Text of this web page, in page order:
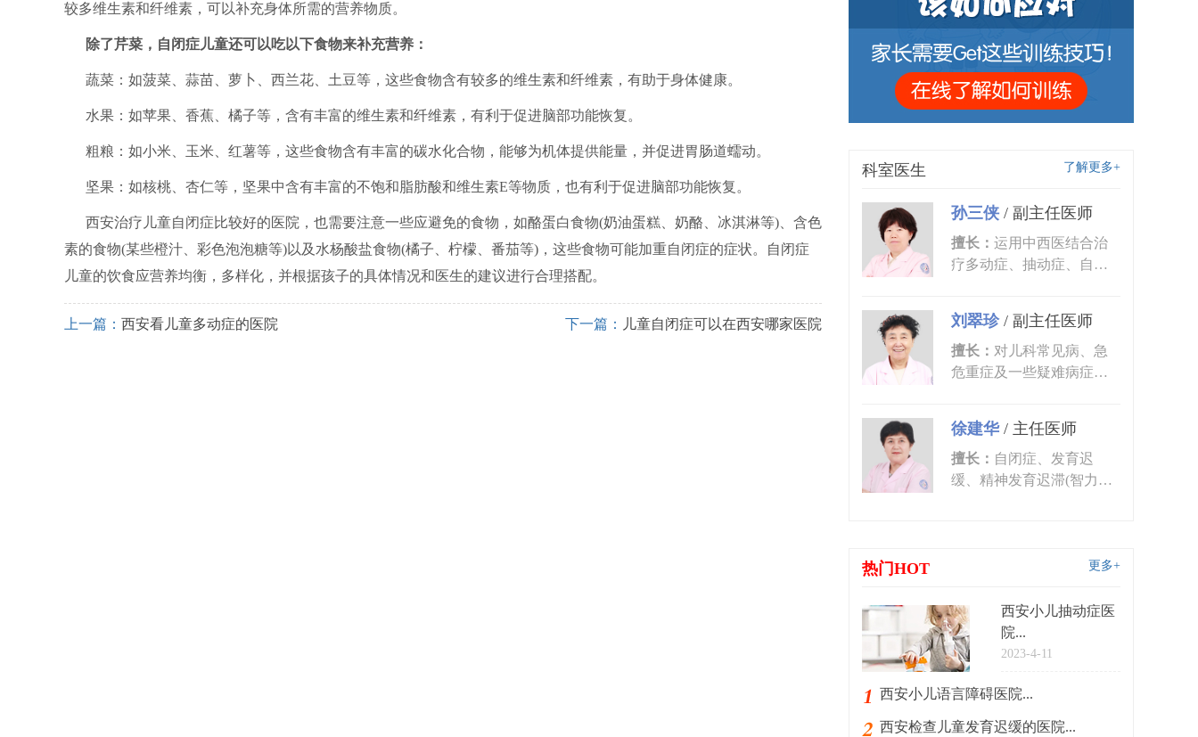
较多维生素和纤维素，可以补充身体所需的营养物质。
除了芹菜，自闭症儿童还可以吃以下食物来补充营养：
蔬菜：如菠菜、蒜苗、萝卜、西兰花、土豆等，这些食物含有较多的维生素和纤维素，有助于身体健康。
水果：如苹果、香蕉、橘子等，含有丰富的维生素和纤维素，有利于促进脑部功能恢复。
粗粮：如小米、玉米、红薯等，这些食物含有丰富的碳水化合物，能够为机体提供能量，并促进胃肠道蠕动。
坚果：如核桃、杏仁等，坚果中含有丰富的不饱和脂肪酸和维生素E等物质，也有利于促进脑部功能恢复。
西安治疗儿童自闭症比较好的医院，也需要注意一些应避免的食物，如酪蛋白食物(奶油蛋糕、奶酪、冰淇淋等)、含色
素的食物(某些橙汁、彩色泡泡糖等)以及水杨酸盐食物(橘子、柠檬、番茄等)，这些食物可能加重自闭症的症状。自闭症
儿童的饮食应营养均衡，多样化，并根据孩子的具体情况和医生的建议进行合理搭配。
上一篇： 西安看儿童多动症的医院 下一篇： 儿童自闭症可以在西安哪家医院
了解更多+
科室医生
孙三侠 / 副主任医师
擅长： 运用中西医结合治
疗多动症、抽动症、自闭
刘翠珍/ 副主任医师
擅长： 对儿科常见病、急
危重症及一些疑难病症的
徐建华/ 主任医师
擅长： 自闭症、发育迟
缓、精神发育迟滞(智力低
更多+
热门HOT
西安小儿抽动症医
院...
2023-4-11
西安小儿语言障碍医院...
西安检查儿童发育迟缓的医院...